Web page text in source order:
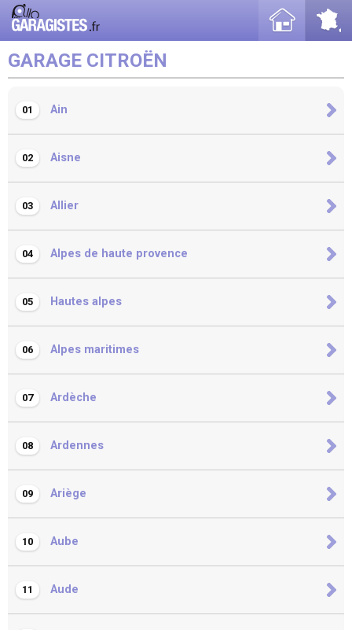
GARAGE CITROËN
01 Ain
02 Aisne
03 Allier
04 Alpes de haute provence
05 Hautes alpes
06 Alpes maritimes
07 Ardèche
08 Ardennes
09 Ariège
10 Aube
11 Aude